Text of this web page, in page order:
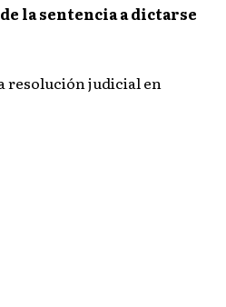
la sentencia a dictarse
resolución judicial en